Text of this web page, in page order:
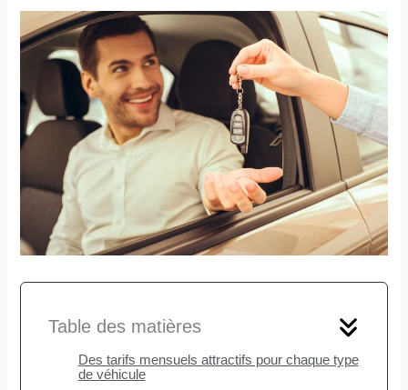
Table des matières
Des tarifs mensuels attractifs pour chaque type
de véhicule